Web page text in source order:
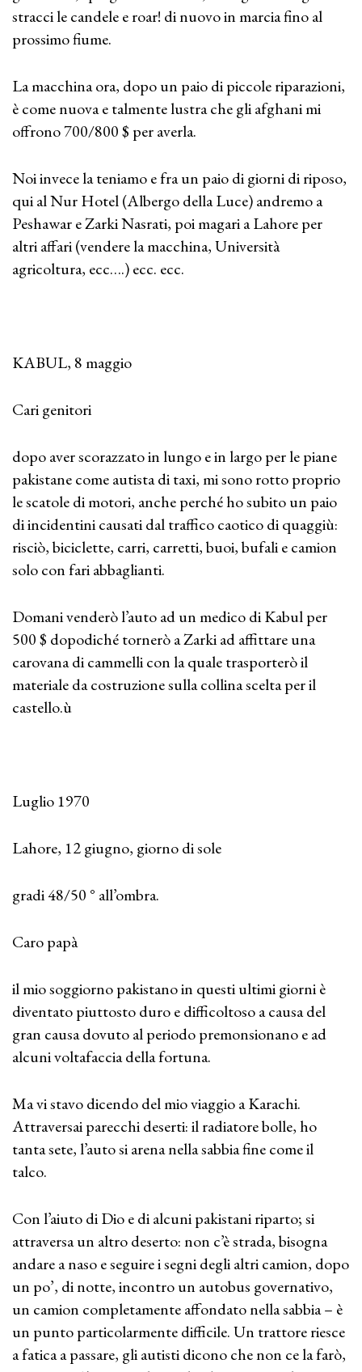
stracci le candele e roar! di nuovo in marcia fino al
prossimo fiume.
La macchina ora, dopo un paio di piccole riparazioni,
è come nuova e talmente lustra che gli afghani mi
offrono 700/800 $ per averla.
Noi invece la teniamo e fra un paio di giorni di riposo,
qui al Nur Hotel (Albergo della Luce) andremo a
Peshawar e Zarki Nasrati, poi magari a Lahore per
altri affari (vendere la macchina, Università
agricoltura, ecc….) ecc. ecc.
KABUL, 8 maggio
Cari genitori
dopo aver scorazzato in lungo e in largo per le piane
pakistane come autista di taxi, mi sono rotto proprio
le scatole di motori, anche perché ho subito un paio
di incidentini causati dal traffico caotico di quaggiù:
risciò, biciclette, carri, carretti, buoi, bufali e camion
solo con fari abbaglianti.
Domani venderò l’auto ad un medico di Kabul per
500 $ dopodiché tornerò a Zarki ad affittare una
carovana di cammelli con la quale trasporterò il
materiale da costruzione sulla collina scelta per il
castello.ù
Luglio 1970
Lahore, 12 giugno, giorno di sole
gradi 48/50 ° all’ombra.
Caro papà
il mio soggiorno pakistano in questi ultimi giorni è
diventato piuttosto duro e difficoltoso a causa del
gran causa dovuto al periodo premonsionano e ad
alcuni voltafaccia della fortuna.
Ma vi stavo dicendo del mio viaggio a Karachi.
Attraversai parecchi deserti: il radiatore bolle, ho
tanta sete, l’auto si arena nella sabbia fine come il
talco.
Con l’aiuto di Dio e di alcuni pakistani riparto; si
attraversa un altro deserto: non c’è strada, bisogna
andare a naso e seguire i segni degli altri camion, dopo
un po’, di notte, incontro un autobus governativo,
un camion completamente affondato nella sabbia – è
un punto particolarmente difficile. Un trattore riesce
a fatica a passare, gli autisti dicono che non ce la farò,